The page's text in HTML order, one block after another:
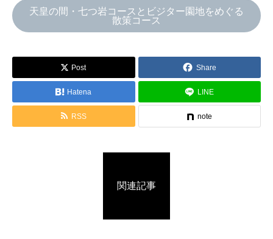
天皇の間・七つ岩コースとビジター園地をめぐる
散策コース
Post Share
Hatena LINE
RSS note
関連記事